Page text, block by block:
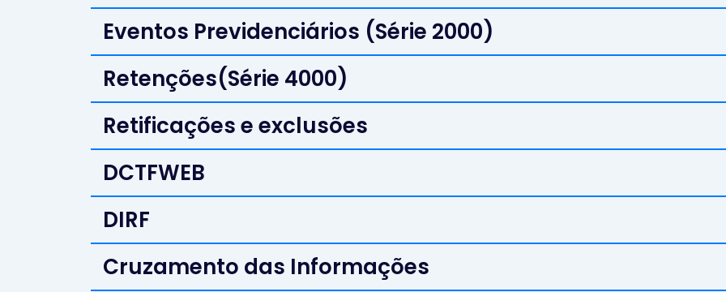
Eventos Previdenciários (Série 2000)
Retenções(Série 4000)
Retificações e exclusões
DCTFWEB
DIRF
Cruzamento das Informações